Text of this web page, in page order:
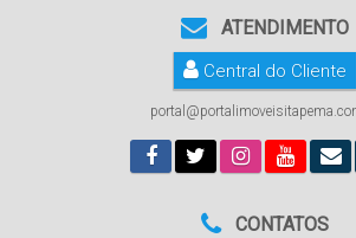
ATENDIMENTO
Central do Cliente
CONTATOS